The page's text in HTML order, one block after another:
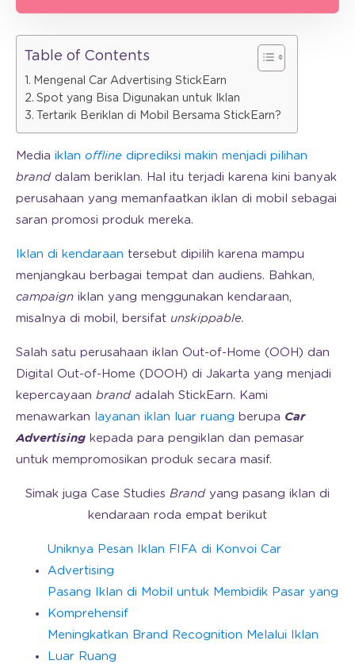
Table of Contents
Mengenal Car Advertising StickEarn
Spot yang Bisa Digunakan untuk Iklan
Tertarik Beriklan di Mobil Bersama StickEarn?
Media iklan offline diprediksi makin menjadi pilihan
brand dalam beriklan. Hal itu terjadi karena kini banyak
perusahaan yang memanfaatkan iklan di mobil sebagai
saran promosi produk mereka.
Iklan di kendaraan tersebut dipilih karena mampu
menjangkau berbagai tempat dan audiens. Bahkan,
campaign iklan yang menggunakan kendaraan,
misalnya di mobil, bersifat unskippable.
Salah satu perusahaan iklan Out-of-Home (OOH) dan
Digital Out-of-Home (DOOH) di Jakarta yang menjadi
kepercayaan brand adalah StickEarn. Kami
menawarkan layanan iklan luar ruang berupa Car
Advertising kepada para pengiklan dan pemasar
untuk mempromosikan produk secara masif.
Simak juga Case Studies Brand yang pasang iklan di
kendaraan roda empat berikut
Uniknya Pesan Iklan FIFA di Konvoi Car
Advertising
Pasang Iklan di Mobil untuk Membidik Pasar yang
Komprehensif
Meningkatkan Brand Recognition Melalui Iklan
Luar Ruang